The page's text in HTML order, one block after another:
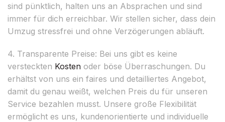
sind pünktlich, halten uns an Absprachen und sind
immer für dich erreichbar. Wir stellen sicher, dass dein
Umzug stressfrei und ohne Verzögerungen abläuft.
4. Transparente Preise: Bei uns gibt es keine
versteckten Kosten oder böse Überraschungen. Du
erhältst von uns ein faires und detailliertes Angebot,
damit du genau weißt, welchen Preis du für unseren
Service bezahlen musst. Unsere große Flexibilität
ermöglicht es uns, kundenorientierte und individuelle